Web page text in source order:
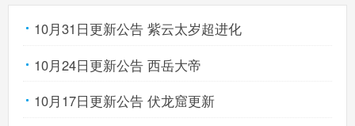
10月31日更新公告 紫云太岁超进化
10月24日更新公告 西岳大帝
10月17日更新公告 伏龙窟更新